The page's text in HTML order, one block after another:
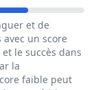
et de
un score
le succès dans
la
faible peut